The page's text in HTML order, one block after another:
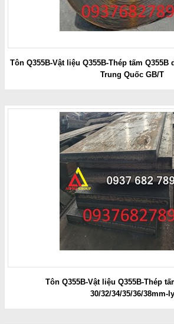
Tôn Q355B-Vật liệu Q355B-Thép tấm
Trung Quốc GB/T
Tôn Q355B-Vật liệu Q355B-Thép
30/32/34/35/36/38mm-ly